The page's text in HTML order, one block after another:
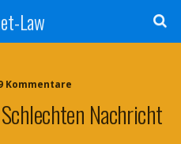
Law
Kommentare
Nachricht